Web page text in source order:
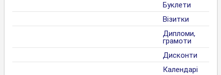
Буклети
Візитки
Дипломи,
грамоти
Дисконти
Календарі